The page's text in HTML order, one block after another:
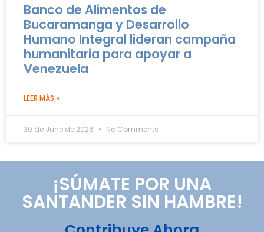
Banco de Alimentos de
Bucaramanga y Desarrollo
Humano Integral lideran campaña
humanitaria para apoyar a
Venezuela
LEER MÁS »
30 de June de 2026 No Comments
¡SÚMATE POR UNA
SANTANDER SIN HAMBRE!